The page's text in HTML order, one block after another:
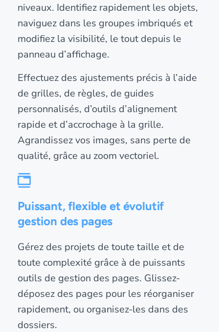
niveaux. Identifiez rapidement les objets,
naviguez dans les groupes imbriqués et
modifiez la visibilité, le tout depuis le
panneau d’affichage.
Effectuez des ajustements précis à l’aide
de grilles, de règles, de guides
personnalisés, d’outils d’alignement
rapide et d’accrochage à la grille.
Agrandissez vos images, sans perte de
qualité, grâce au zoom vectoriel.
Puissant, flexible et évolutif
gestion des pages
Gérez des projets de toute taille et de
toute complexité grâce à de puissants
outils de gestion des pages. Glissez-
déposez des pages pour les réorganiser
rapidement, ou organisez-les dans des
dossiers.